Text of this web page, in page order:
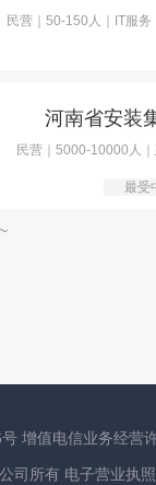
民营｜50-150人｜IT服务
民营｜5000-10000人
最受
增值电信业务经营
司所有 电子营业执照